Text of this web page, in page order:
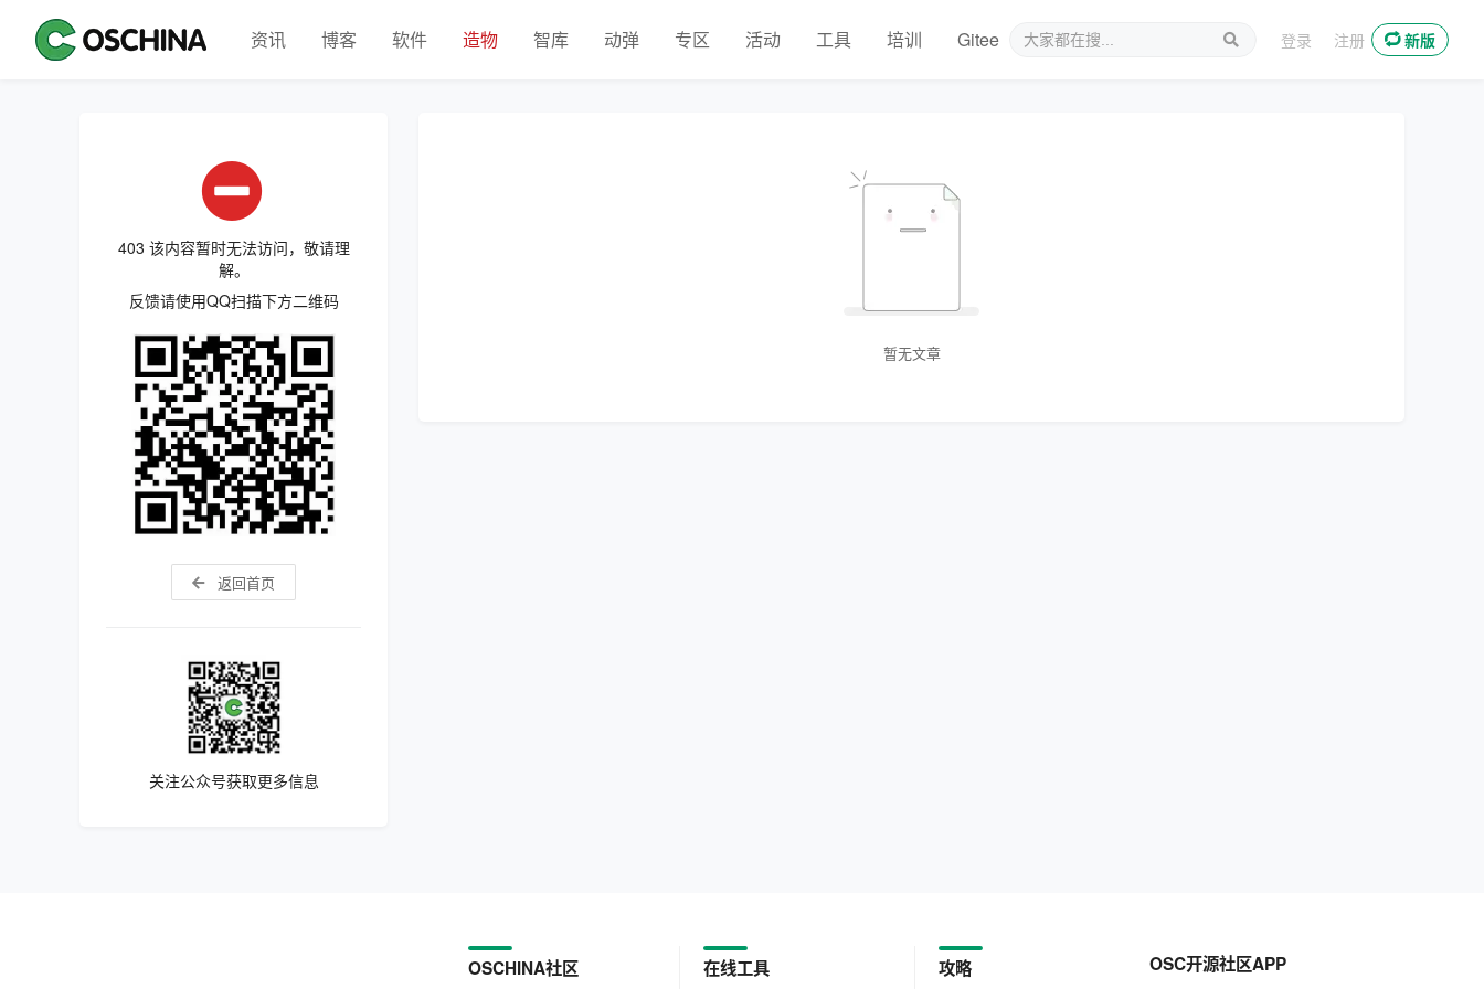
资讯 博客 软件 造物 智库 动弹 专区 活动 工具 培训 Gitee 新媒体 登录 注册 新版
403 该内容暂时无法访问，敬请理
解。
反馈请使用QQ扫描下方二维码
返回首页
关注公众号获取更多信息
暂无文章
OSCHINA社区 在线工具 攻略 OSC开源社区APP